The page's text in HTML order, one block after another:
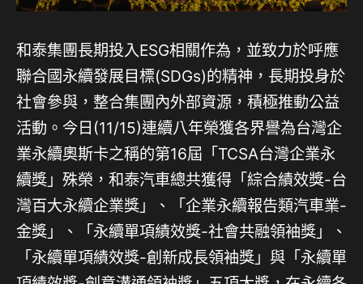
和泰集團長期投入ESG相關作為，並致力於呼應
聯合國永續發展目標(SDGs)的精神，長期投身於
社會參與，整合集團內外部資源，積極推動公益
活動。今日(11/15)連續八年榮獲各界譽為台灣企
業永續奧斯卡之稱的第16屆「TCSA台灣企業永
續獎」殊榮，和泰汽車總共獲得「綜合績效獎-台
灣百大永續企業獎」、「企業永續報告類汽車業-
金獎」、「永續單項績效獎-社會共融領袖獎」、
「永續單項績效獎-創新成長領袖獎」與「永續單